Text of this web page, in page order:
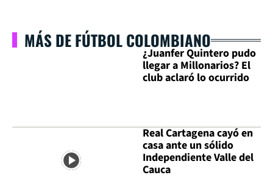
MÁS DE FÚTBOL COLOMBIANO
¿Juanfer Quintero pudo
llegar a Millonarios? El
club aclaró lo ocurrido
Real Cartagena cayó en
casa ante un sólido
Independiente Valle del
Cauca